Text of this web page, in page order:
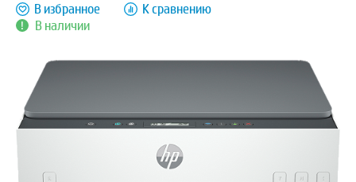
В наличии
В избранное К сравнению